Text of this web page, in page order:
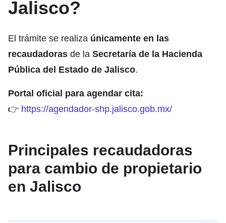
Jalisco?
El trámite se realiza únicamente en las
recaudadoras de la Secretaría de la Hacienda
Pública del Estado de Jalisco.
Portal oficial para agendar cita:
👉 https://agendador-shp.jalisco.gob.mx/
Principales recaudadoras
para cambio de propietario
en Jalisco